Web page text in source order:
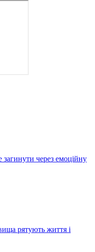
через емоційну
рятують життя і